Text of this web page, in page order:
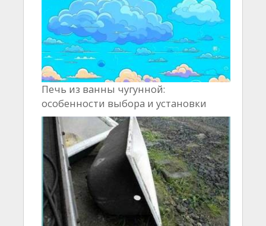
Печь из ванны чугунной:
особенности выбора и установки